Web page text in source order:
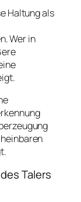
Haltung als
Wer in
Talers